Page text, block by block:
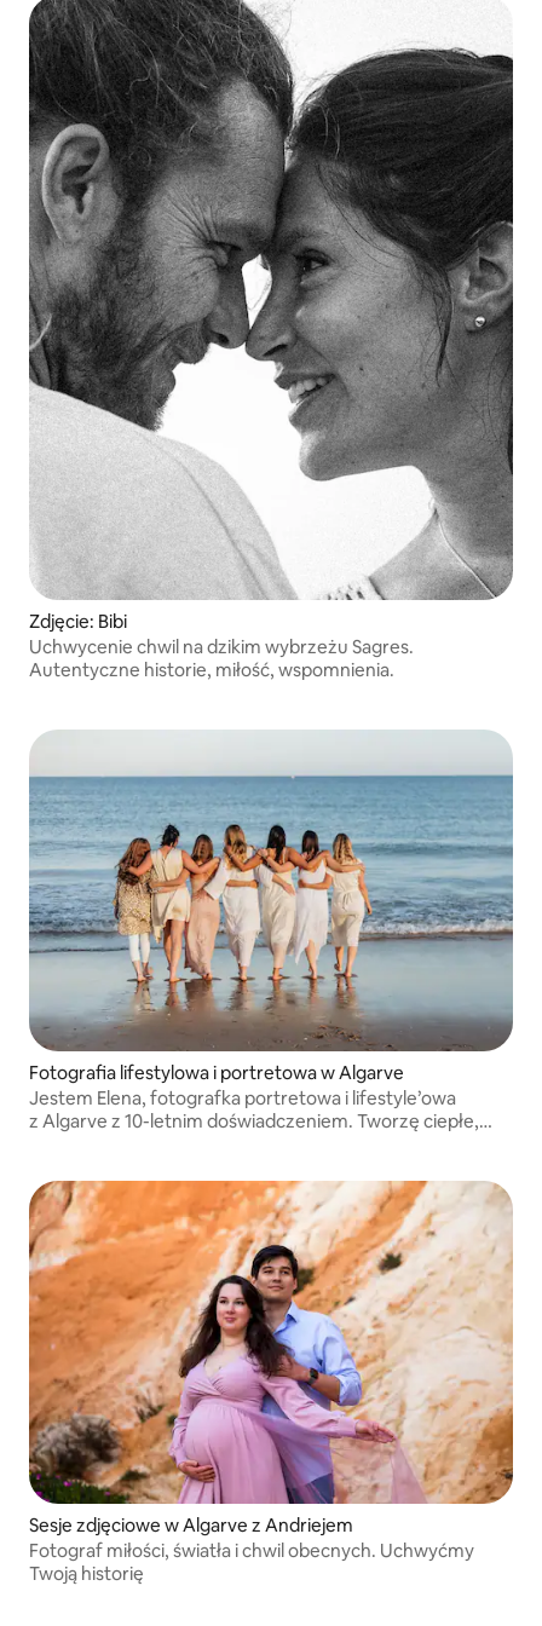
Zdjęcie: Bibi
Uchwycenie chwil na dzikim wybrzeżu Sagres.
Autentyczne historie, miłość, wspomnienia.
Fotografia lifestylowa i portretowa w Algarve
Jestem Elena, fotografka portretowa i lifestyle’owa
z Algarve z 10-letnim doświadczeniem. Tworzę ciepłe,
sobą.
Sesje zdjęciowe w Algarve z Andriejem
Fotograf miłości, światła i chwil obecnych. Uchwyćmy
Twoją historię